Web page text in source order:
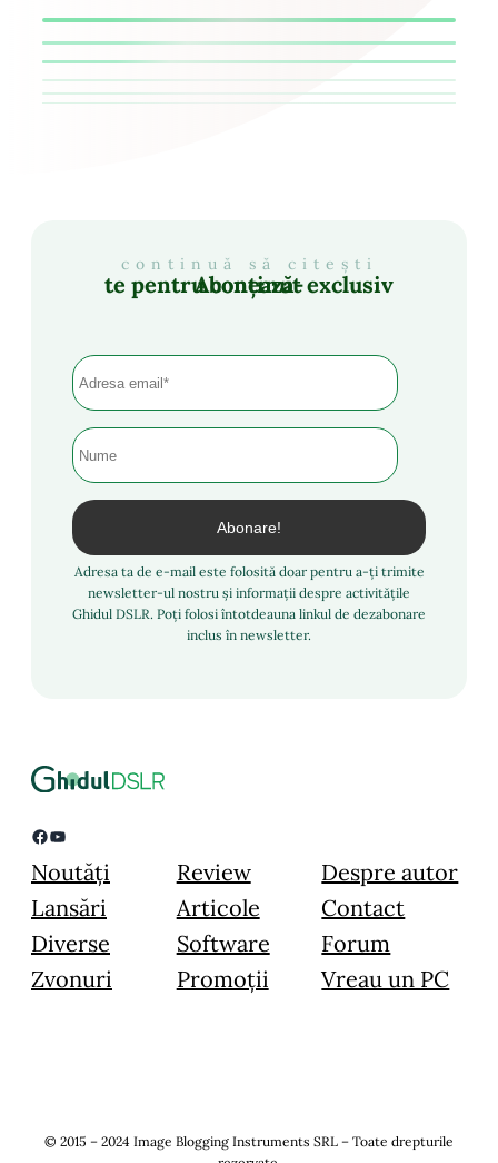
continuă să citești
Abonează-te pentru conținut exclusiv
Adresa ta de e-mail este folosită doar pentru a-ți trimite
newsletter-ul nostru și informații despre activitățile
Ghidul DSLR. Poți folosi întotdeauna linkul de dezabonare
inclus în newsletter.
Facebook YouTube
Noutăți
Lansări
Diverse
Zvonuri
Review
Articole
Software
Promoții
Despre autor
Contact
Forum
Vreau un PC
© 2015 – 2024 Image Blogging Instruments SRL – Toate drepturile